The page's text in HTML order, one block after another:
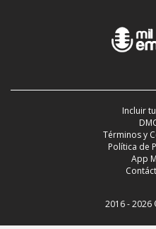
Incluir
Términos y
Política de
App
2016 - 2026